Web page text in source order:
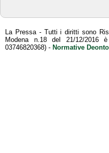
La Pressa - Tutti i diritti sono
Modena n.18 del 21/12/2016
03746820368) - Normative